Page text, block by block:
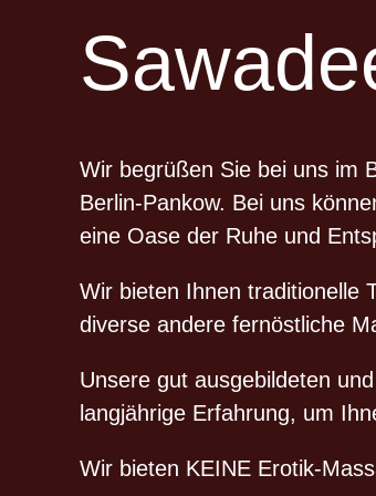
Wir begrüßen Sie bei uns im
Berlin-Pankow. Bei uns
eine Oase der Ruhe und
Wir bieten Ihnen traditionelle
diverse andere fernöstliche
Unsere gut ausgebildeten
langjährige Erfahrung, um
Wir bieten KEINE Erotik-